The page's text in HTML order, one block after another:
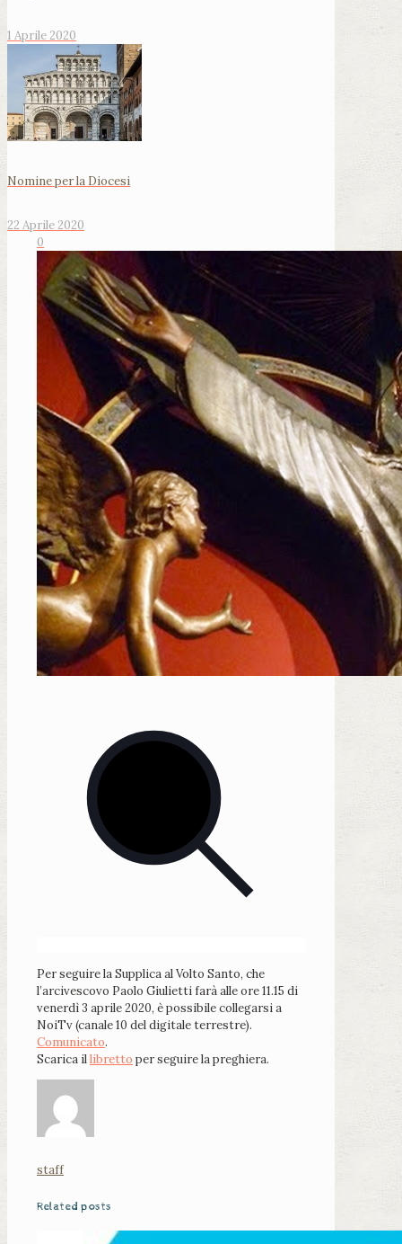
1 Aprile 2020
Nomine per la Diocesi
22 Aprile 2020
0
Per seguire la Supplica al Volto Santo, che
l’arcivescovo Paolo Giulietti farà alle ore 11.15 di
venerdì 3 aprile 2020, è possibile collegarsi a
NoiTv (canale 10 del digitale terrestre).
Comunicato.
Scarica illibretto per seguire la preghiera.
staff
Related posts